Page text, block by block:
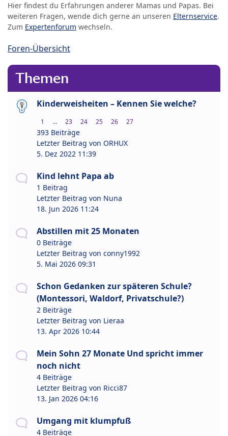
Hier findest du Erfahrungen anderer Mamas und Papas. Bei
weiteren Fragen, wende dich gerne an unseren Elternservice.
Zum Expertenforum wechseln.
Foren-Übersicht
Themen
Kinderweisheiten – Kennen Sie welche?
1 … 23 24 25 26 27
393 Beiträge
Letzter Beitrag von ORHUX
5. Dez 2022 11:39
Kind lehnt Papa ab
1 Beitrag
Letzter Beitrag von Nuna
18. Jun 2026 11:24
Abstillen mit 25 Monaten
0 Beiträge
Letzter Beitrag von conny1992
5. Mai 2026 09:31
Schon Gedanken zur späteren Schule?
(Montessori, Waldorf, Privatschule?)
2 Beiträge
Letzter Beitrag von Lieraa
13. Apr 2026 10:44
Mein Sohn 27 Monate Und spricht immer
noch nicht
4 Beiträge
Letzter Beitrag von Ricci87
13. Jan 2026 04:16
Umgang mit klumpfuß
4 Beiträge